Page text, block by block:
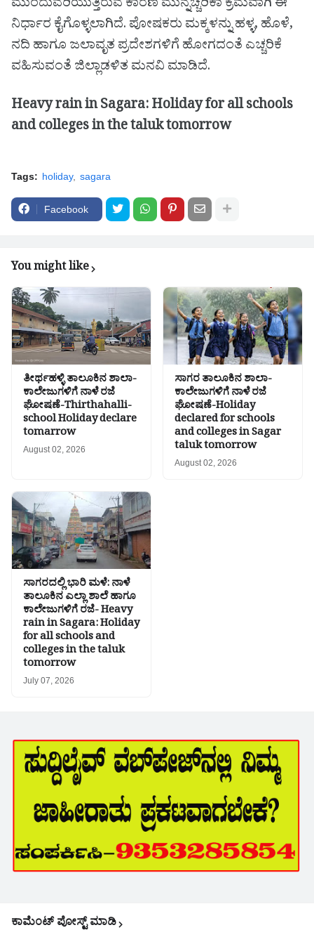
ಮುಂದುವರಿಯುತ್ತಿರುವ ಕಾರಣ ಮುನ್ನೆಚ್ಚರಿಕಾ ಕ್ರಮವಾಗಿ ಈ
ನಿರ್ಧಾರ ಕೈಗೊಳ್ಳಲಾಗಿದೆ. ಪೋಷಕರು ಮಕ್ಕಳನ್ನು ಹಳ್ಳ, ಹೊಳೆ,
ನದಿ ಹಾಗೂ ಜಲಾವೃತ ಪ್ರದೇಶಗಳಿಗೆ ಹೋಗದಂತೆ ಎಚ್ಚರಿಕೆ
ವಹಿಸುವಂತೆ ಜಿಲ್ಲಾಡಳಿತ ಮನವಿ ಮಾಡಿದೆ.
Heavy rain in Sagara: Holiday for all schools
and colleges in the taluk tomorrow
Tags: holiday sagara
Facebook
You might like
ತೀರ್ಥಹಳ್ಳಿ ತಾಲೂಕಿನ ಶಾಲಾ-
ಕಾಲೇಜುಗಳಿಗೆ ನಾಳೆ ರಜೆ
ಘೋಷಣೆ-Thirthahalli-
school Holiday declare
tomarrow
August 02, 2026
ಸಾಗರ ತಾಲೂಕಿನ ಶಾಲಾ-
ಕಾಲೇಜುಗಳಿಗೆ ನಾಳೆ ರಜೆ
ಘೋಷಣೆ-Holiday
declared for schools
and colleges in Sagar
taluk tomorrow
August 02, 2026
ಸಾಗರದಲ್ಲಿ ಭಾರಿ ಮಳೆ: ನಾಳೆ
ತಾಲೂಕಿನ ಎಲ್ಲಾ ಶಾಲೆ ಹಾಗೂ
ಕಾಲೇಜುಗಳಿಗೆ ರಜೆ- Heavy
rain in Sagara: Holiday
for all schools and
colleges in the taluk
tomorrow
July 07, 2026
ಕಾಮೆಂಟ್‌‌ ಪೋಸ್ಟ್‌ ಮಾಡಿ